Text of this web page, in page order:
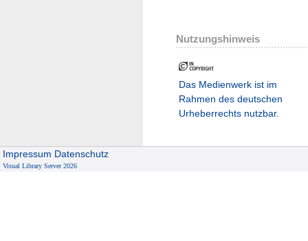
Nutzungshinweis
Das Medienwerk ist im
Rahmen des deutschen
Urheberrechts nutzbar.
Impressum Datenschutz
Visual Library Server 2026